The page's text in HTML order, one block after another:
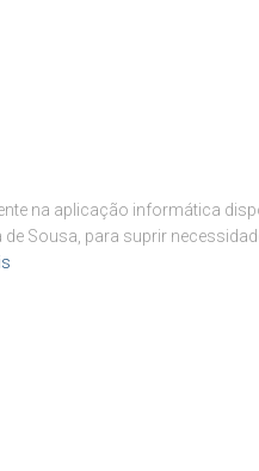
na aplicação informática
Sousa, para suprir